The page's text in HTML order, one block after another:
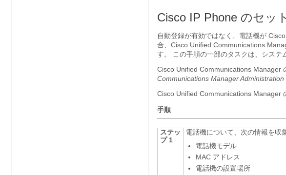
Cisco IP Phone のセッ
自動登録が有効ではなく、電話機が
合、Cisco Unified Communications
す。 この手順の一部のタスクは、システ
Cisco Unified Communications Manager
Communications Manager Administration
Cisco Unified Communications Manager
手順
ステッ
プ 1
電話機について、次の情報を収
電話機モデル
MAC アドレス
電話機の設置場所